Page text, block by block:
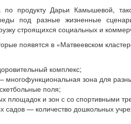
продукту Дарьи Камышевой,
под разные жизненные
строящихся социальных и
появятся в «Матвеевском
комплекс;
многофункциональная зона для
поля;
площадок и зон с со спортивными
садов — количество дошкольных